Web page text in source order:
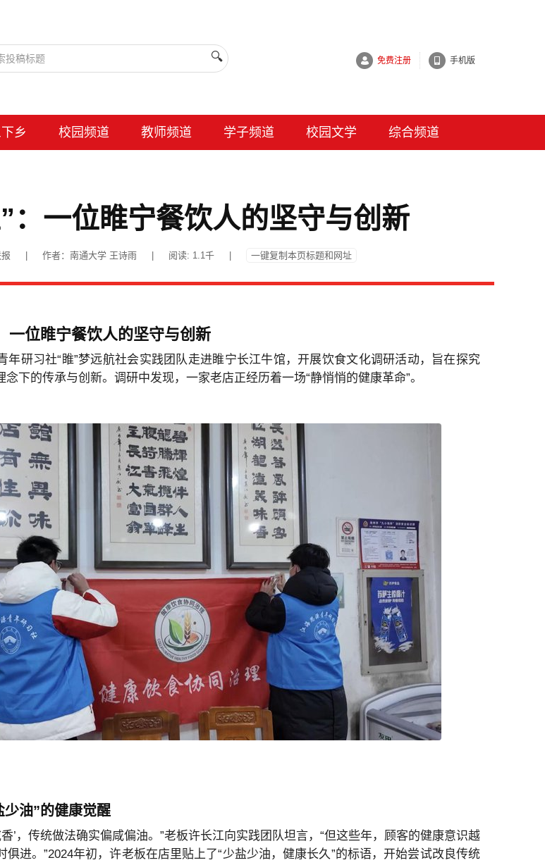
🔍 免费注册 手机版
乡 校园频道 教师频道 学子频道 校园文学 综合频道
：一位睢宁餐饮人的坚守与创新
联报 | 作者：南通大学 王诗雨 | 阅读: 1.1千| 一键复制本页标题和网址
一位睢宁餐饮人的坚守与创新
年研习社“睢”梦远航社会实践团队走进睢宁长江牛馆，开展饮食文化调研活动，旨在探究
下的传承与创新。调研中发现，一家老店正经历着一场“静悄悄的健康革命”。
少油”的健康觉醒
’，传统做法确实偏咸偏油。”老板许长江向实践团队坦言，“但这些年，顾客的健康意识越
进。”2024年初，许老板在店里贴上了“少盐少油，健康长久”的标语，开始尝试改良传统